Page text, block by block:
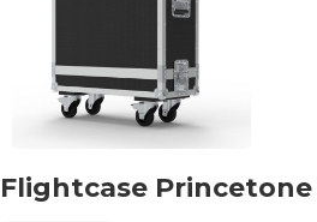
Flightcase Princetone